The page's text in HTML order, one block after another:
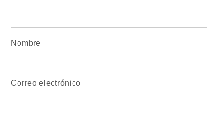
Nombre
Correo electrónico